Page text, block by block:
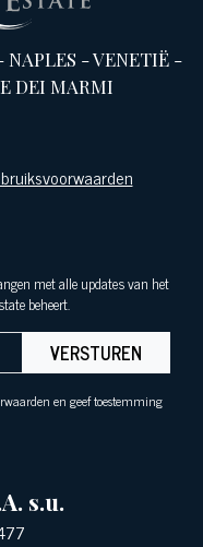
NAPLES -VENETIË-
DEI MARMI
met alle updates van het
beheert.
VERSTUREN
en geef toestemming
s.u.